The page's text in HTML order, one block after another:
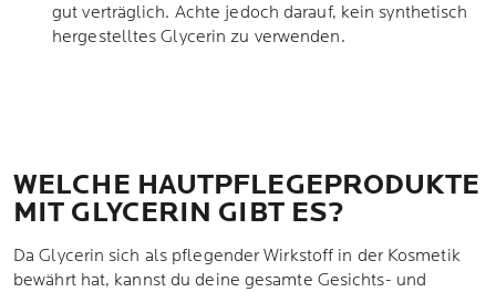
gut verträglich. Achte jedoch darauf, kein synthetisch
hergestelltes Glycerin zu verwenden.
WELCHE HAUTPFLEGEPRODUKTE
MIT GLYCERIN GIBT ES?
Da Glycerin sich als pflegender Wirkstoff in der Kosmetik
bewährt hat, kannst du deine gesamte Gesichts- und